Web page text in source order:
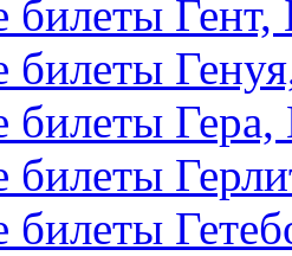
Гент,
билеты
билеты Гера,
билеты
билеты